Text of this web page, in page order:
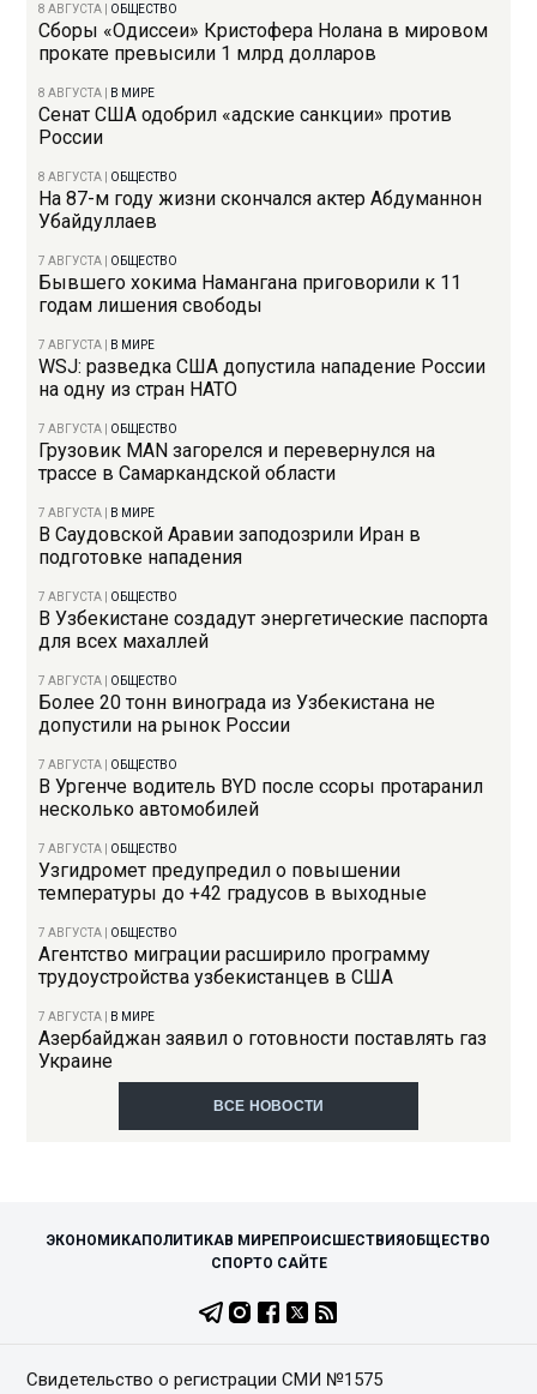
8 АВГУСТА ОБЩЕСТВО
Сборы «Одиссеи» Кристофера Нолана в мировом
прокате превысили 1 млрд долларов
8 АВГУСТА В МИРЕ
Сенат США одобрил «адские санкции» против
России
8 АВГУСТА ОБЩЕСТВО
На 87-м году жизни скончался актер Абдуманнон
Убайдуллаев
7 АВГУСТА ОБЩЕСТВО
Бывшего хокима Намангана приговорили к 11
годам лишения свободы
7 АВГУСТА В МИРЕ
WSJ: разведка США допустила нападение России
на одну из стран НАТО
7 АВГУСТА ОБЩЕСТВО
Грузовик MAN загорелся и перевернулся на
трассе в Самаркандской области
7 АВГУСТА В МИРЕ
В Саудовской Аравии заподозрили Иран в
подготовке нападения
7 АВГУСТА ОБЩЕСТВО
В Узбекистане создадут энергетические паспорта
для всех махаллей
7 АВГУСТА ОБЩЕСТВО
Более 20 тонн винограда из Узбекистана не
допустили на рынок России
7 АВГУСТА ОБЩЕСТВО
В Ургенче водитель BYD после ссоры протаранил
несколько автомобилей
7 АВГУСТА ОБЩЕСТВО
Узгидромет предупредил о повышении
температуры до +42 градусов в выходные
7 АВГУСТА ОБЩЕСТВО
Агентство миграции расширило программу
трудоустройства узбекистанцев в США
7 АВГУСТА В МИРЕ
Азербайджан заявил о готовности поставлять газ
Украине
ВСЕ НОВОСТИ
ЭКОНОМИКАПОЛИТИКАВ МИРЕПРОИСШЕСТВИЯОБЩЕСТВО
СПОРТО САЙТЕ
Свидетельство о регистрации СМИ №1575